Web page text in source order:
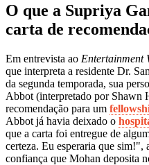
O que a Supriya
carta de
Em entrevista ao Entertainment
que interpreta a residente Dr.
da segunda temporada, sua
Abbot (interpretado por Shawn
recomendação para um
Abbot já havia deixado o
que a carta foi entregue de
certeza. Eu esperaria que sim!",
confiança que Mohan deposita